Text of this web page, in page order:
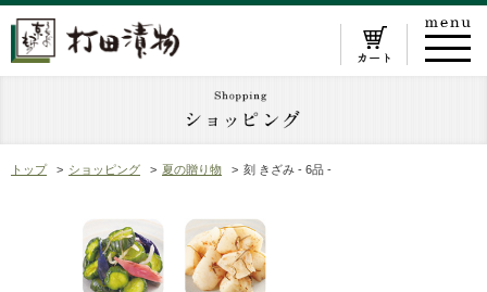
トップ ショッピング 夏の贈り物 刻 きざみ - 6品 -